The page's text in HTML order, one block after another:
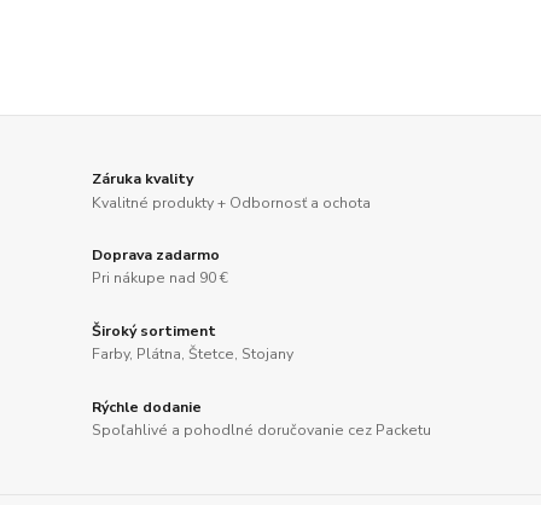
Záruka kvality
Kvalitné produkty + Odbornosť a ochota
Doprava zadarmo
Pri nákupe nad 90 €
Široký sortiment
Farby, Plátna, Štetce, Stojany
Rýchle dodanie
Spoľahlivé a pohodlné doručovanie cez Packetu